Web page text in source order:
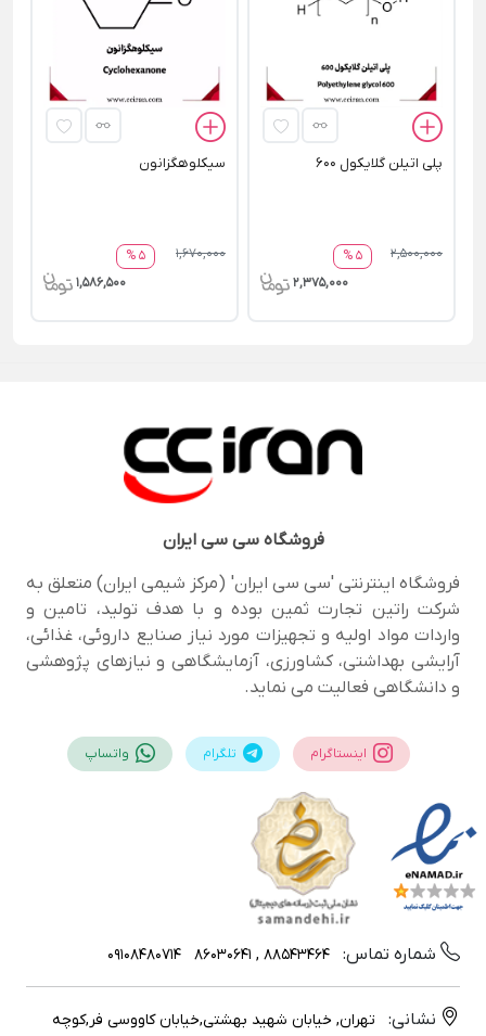
پلی اتیلن گلایکول 600
5 %
2,500,000
2,375,000
سیکلوهگزانون
5 %
1,670,000
1,586,500
فروشگاهسی سی ایران
فروشگاه اینترنتی 'سی سی ایران' (مرکز شیمی ایران) متعلق به
شرکت راتین تجارت ثمین بوده و با هدف تولید، تامین و
واردات مواد اولیه و تجهیزات مورد نیاز صنایع داروئی، غذائی،
آرایشی بهداشتی، کشاورزی، آزمایشگاهی و نیازهای پژوهشی
و دانشگاهی فعالیت می نماید.
اینستاگرام تلگرام واتساپ
شماره تماس: 88543464 , 86030641
09108480714
نشانی: تهران, خیابان شهید بهشتی,خیابان کاووسی فر,کوچه